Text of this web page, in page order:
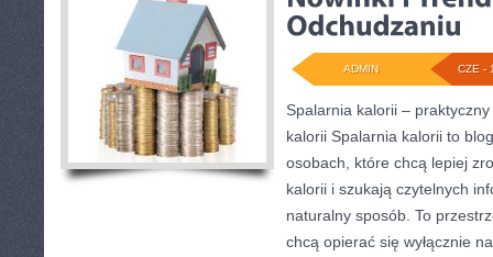
CZE -
ADMIN
Spalarnia kalorii –
kalorii Spalarnia kalorii to
osobach, które chcą lepiej
kalorii i szukają czytelnych
naturalny sposób. To
chcą opierać się wyłącznie